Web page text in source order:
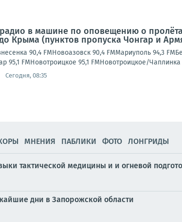
в машине по оповещению о
Крыма (пунктов пропуска Чонгар и
90,4 FMНовоазовск 90,4 FMМариуполь 94,3
95,1 FMНовотроицкое 95,1 FMНовотроицкое/
Сегодня, 08:35
МНЕНИЯ ПАБЛИКИ ФОТО ЛОНГРИДЫ
тактической медицины и и огневой
дни в Запорожской области